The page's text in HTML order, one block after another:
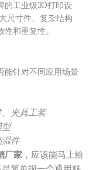
的工业级3D打印设
尺寸件、复杂结构
和重复性。
能针对不同应用场景
夹具工装
型
件
厂家 ，应该能马上给